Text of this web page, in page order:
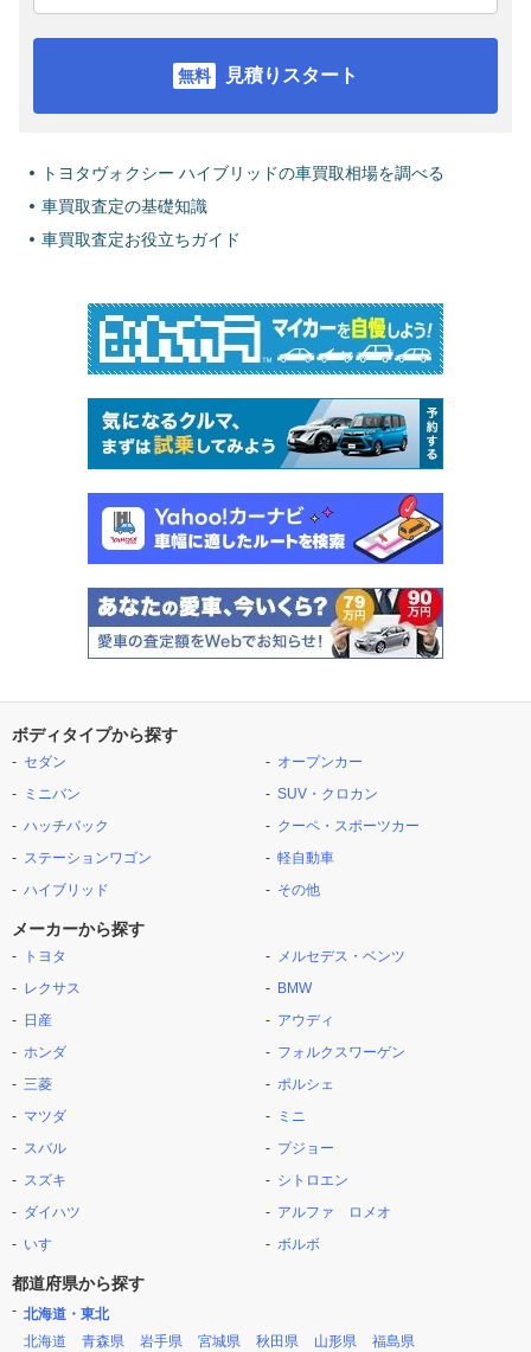
見積りスタート
トヨタヴォクシー ハイブリッドの車買取相場を調べる
車買取査定の基礎知識
車買取査定お役立ちガイド
ボディタイプから探す
セダン
ミニバン
ハッチバック
ステーションワゴン
ハイブリッド
オープンカー
SUV・クロカン
クーペ・スポーツカー
軽自動車
その他
メーカーから探す
トヨタ
レクサス
日産
ホンダ
三菱
マツダ
スバル
スズキ
ダイハツ
いすゞ
メルセデス・ベンツ
BMW
アウディ
フォルクスワーゲン
ポルシェ
ミニ
プジョー
シトロエン
アルファ ロメオ
ボルボ
都道府県から探す
北海道・東北
北海道
青森県 岩手県 宮城県 秋田県 山形県 福島県